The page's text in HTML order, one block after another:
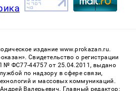
издание www.prokazan.ru.
Cвидетельство о регистрации
№ ФС77-44757 от 25.04.2011, выдано
по надзору в сфере связи,
и массовых коммуникаций.
Валерьевич. Главный редактор: